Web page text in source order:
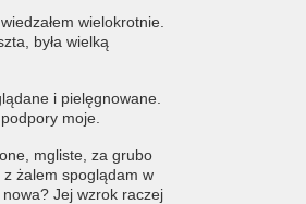
wielokrotnie.
była wielką
i pielęgnowane.
moje.
mgliste, za grubo
żalem spoglądam w
nowa? Jej wzrok raczej